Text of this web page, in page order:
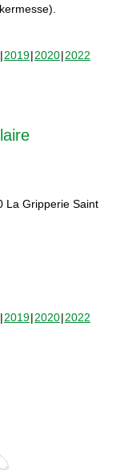
2019 2020 2022
La Gripperie Saint
2019 2020 2022